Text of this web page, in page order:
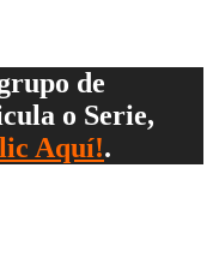
de
o Serie,
Aquí!.